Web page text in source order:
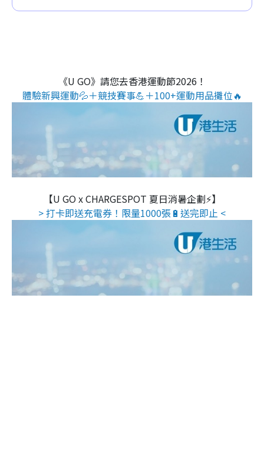
《U GO》請您去香港運動節2026！
體驗新興運動💦＋競技賽事💪＋100+運動用品攤位🔥
【U GO x CHARGESPOT 夏日消暑企劃⚡】
> 打卡即送充電券！限量1000張🔋送完即止 <